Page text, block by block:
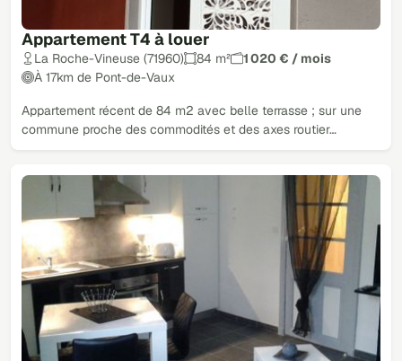
Appartement T4 à louer
La Roche-Vineuse (71960) 84 m²
1 020 € / mois
À 17km de Pont-de-Vaux
Appartement récent de 84 m2 avec belle terrasse ; sur une
commune proche des commodités et des axes routier…